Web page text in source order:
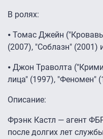
В ролях:
⦁ Томас Джейн
(2007), "Соблазн" (2001)
⦁ Джон Траволта
лица" (1997), "Феномен"
Описание:
Фрэнк Кастл — агент
после долгих лет